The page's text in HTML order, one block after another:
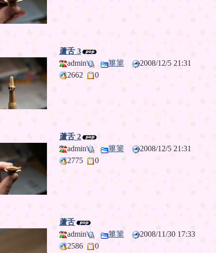
蘆舌 3
admin
篳篥
2008/12/5 21:31
2662
0
蘆舌 2
admin
篳篥
2008/12/5 21:31
2775
0
蘆舌
admin
篳篥
2008/11/30 17:33
2586
0